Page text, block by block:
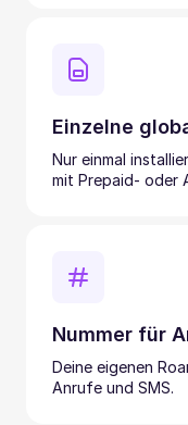
Einzelne
Nur einmal
mit Prepaid- oder
Nummer für
Deine eigenen
Anrufe und SMS.